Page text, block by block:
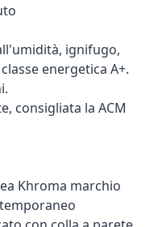
ignifugo,
energetica A+.
consigliata la ACM
Khroma marchio